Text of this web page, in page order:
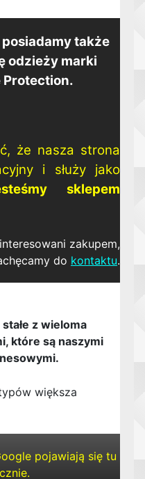
także
odzieży marki
Protection.
że nasza strona
i służy jako
sklepem
zakupem,
do kontaktu.
z wieloma
które są naszymi
pojawiają się tu